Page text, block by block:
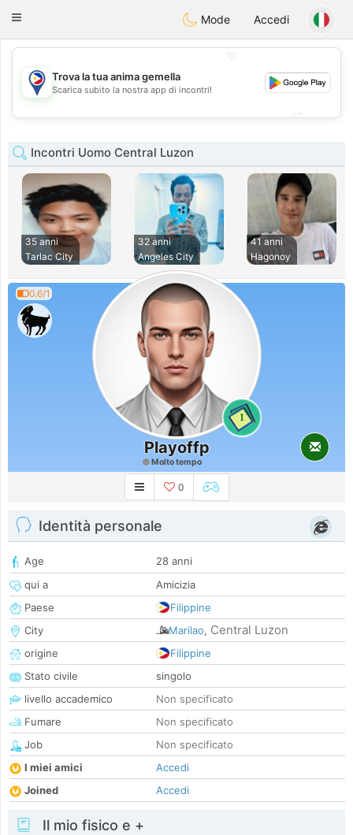
PhilippinesChat
Toggle
Mode Accedi
💖
💕
Trova la tua anima gemella
Scarica subito la nostra app di incontri!
Incontri Uomo Central Luzon
35 anni
Tarlac City
32 anni
Angeles City
41 anni
Hagonoy
0.6/1
1
Playoffp
Molto tempo
0
Identità personale
Age
28 anni
qui a
Amicizia
Paese
Filippine
City
Marilao, Central Luzon
origine
Filippine
Stato civile
singolo
livello accademico
Non specificato
Fumare
Non specificato
Job
Non specificato
I miei amici
Accedi
Joined
Accedi
Il mio fisico e +